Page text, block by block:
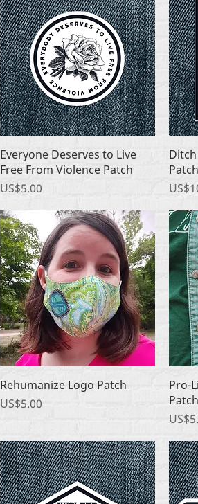
快速瀏覽
Everyone Deserves to Live
Free From Violence Patch
價格
US$5.00
Patch
價格
快速瀏覽
Rehumanize Logo Patch
價格
US$5.00
Pro-
Patch
價格